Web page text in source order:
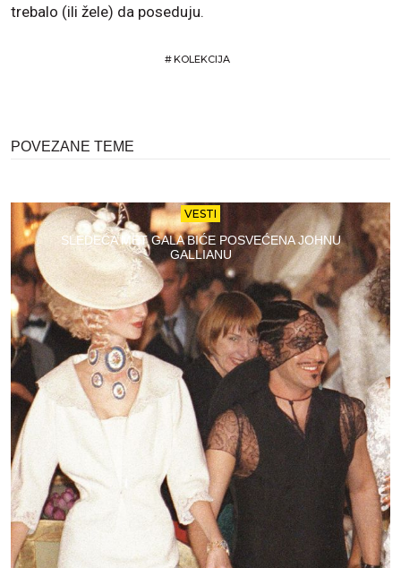
trebalo (ili žele) da poseduju.
#KOLEKCIJA
POVEZANE TEME
VESTI
SLEDEĆA MET GALA BIĆE POSVEĆENA JOHNU
GALLIANU